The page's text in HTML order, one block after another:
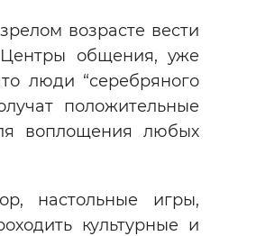
возрасте вести
общения, уже
люди “серебряного
положительные
воплощения любых
настольные игры,
культурные и